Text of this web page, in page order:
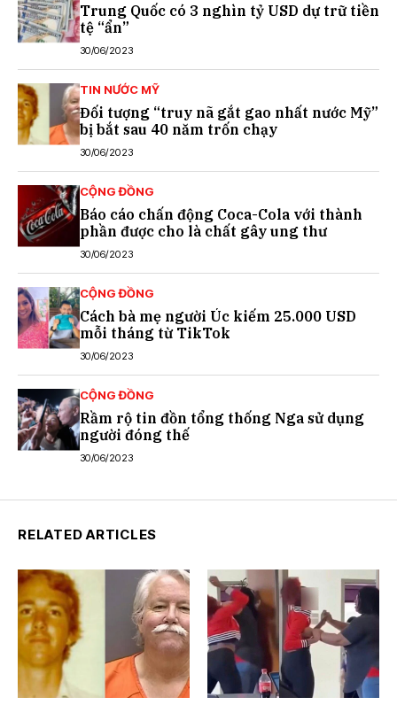
Trung Quốc có 3 nghìn tỷ USD dự trữ tiền
tệ “ẩn”
30/06/2023
TIN NƯỚC MỸ
Đối tượng “truy nã gắt gao nhất nước Mỹ”
bị bắt sau 40 năm trốn chạy
30/06/2023
CỘNG ĐỒNG
Báo cáo chấn động Coca-Cola với thành
phần được cho là chất gây ung thư
30/06/2023
CỘNG ĐỒNG
Cách bà mẹ người Úc kiếm 25.000 USD
mỗi tháng từ TikTok
30/06/2023
CỘNG ĐỒNG
Rầm rộ tin đồn tổng thống Nga sử dụng
người đóng thế
30/06/2023
RELATED ARTICLES